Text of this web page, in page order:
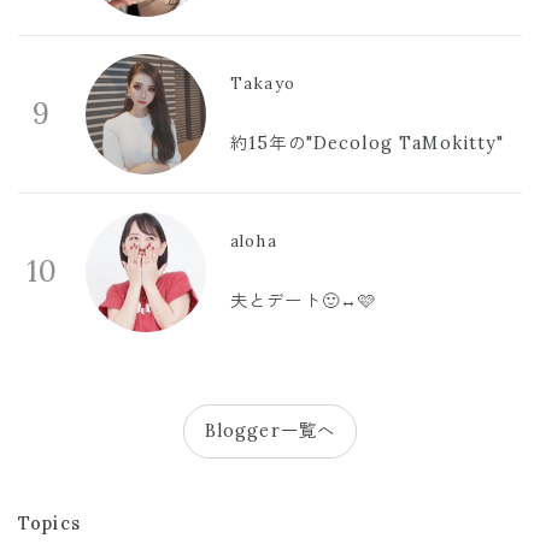
9
Takayo
約15年の"Decolog TaMokitty"
10
aloha
夫とデート🙂‍↔️🩷
Blogger一覧へ
Topics